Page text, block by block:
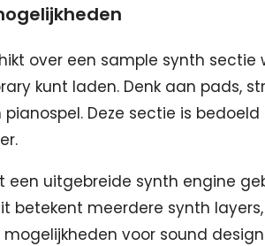
over een sample synth
kunt laden. Denk aan pads,
Deze sectie is
een uitgebreide synth engine
betekent meerdere synth
voor sound